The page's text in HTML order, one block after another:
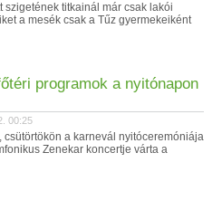
szigetének titkainál már csak lakói
a mesék csak a Tűz gyermekeiként
programok a nyitónapon
00:25
csütörtökön a karnevál nyitóceremóniája
Zenekar koncertje várta a